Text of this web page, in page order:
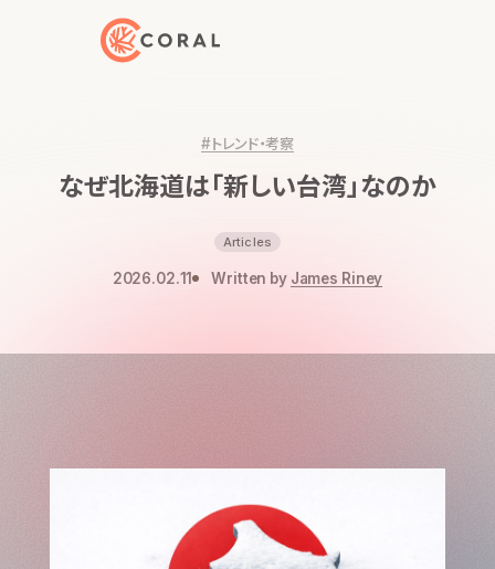
トップページへ戻る
#トレンド・考察
なぜ北海道は「新しい台湾」なのか
Articles
2026.02.11 Written by James Riney